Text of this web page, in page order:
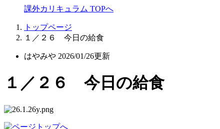
課外カリキュラム TOPへ
トップページ
１／２６ 今日の給食
はやみや 2026/01/26更新
１／２６ 今日の給食